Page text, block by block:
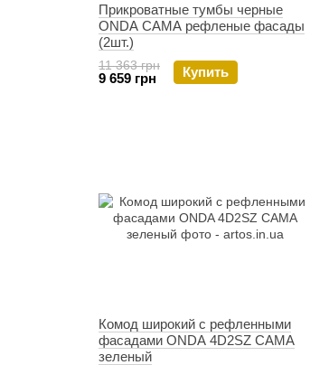
Прикроватные тумбы черные
ONDA CAMA рефленые фасады
(2шт.)
11 363 грн
9 659 грн Купить
Комод широкий с рефленными
фасадами ONDA 4D2SZ CAMA
зеленый